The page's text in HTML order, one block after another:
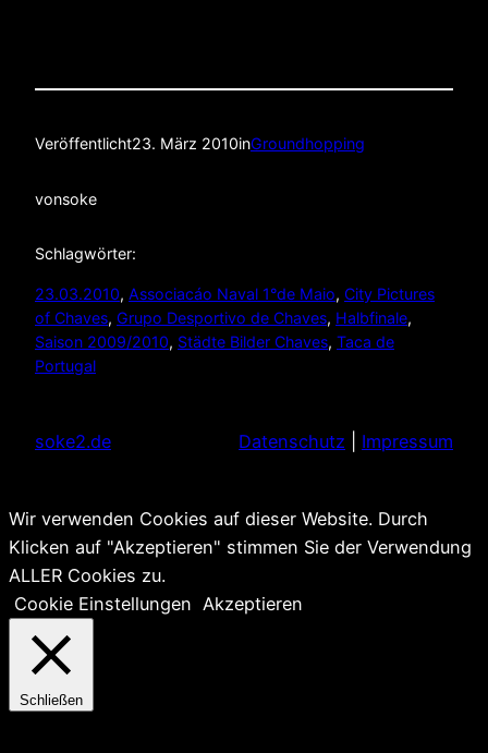
Veröffentlicht23. März 2010inGroundhopping
vonsoke
Schlagwörter:
23.03.2010, Associacáo Naval 1°de Maio, City Pictures
of Chaves, Grupo Desportivo de Chaves, Halbfinale
Saison 2009/2010, Städte Bilder Chaves, Taca de
Portugal
soke2.de Datenschutz Impressum
Wir verwenden Cookies auf dieser Website. Durch
Klicken auf "Akzeptieren" stimmen Sie der Verwendung
ALLER Cookies zu.
Cookie Einstellungen Akzeptieren
Schließen